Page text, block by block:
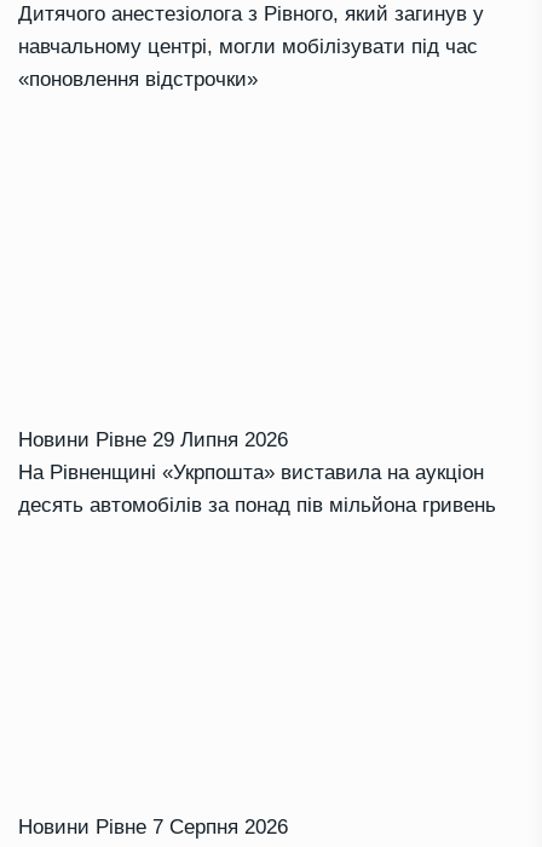
Дитячого анестезіолога з Рівного, який загинув у
навчальному центрі, могли мобілізувати під час
«поновлення відстрочки»
Новини Рівне 29 Липня 2026
На Рівненщині «Укрпошта» виставила на аукціон
десять автомобілів за понад пів мільйона гривень
Новини Рівне 7 Серпня 2026